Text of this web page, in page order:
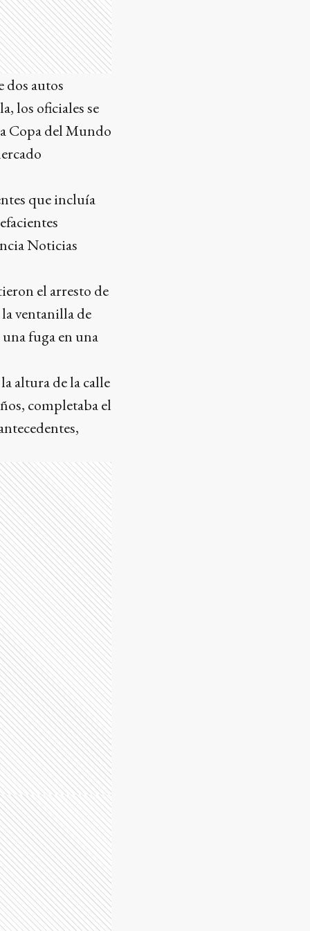
dos autos
los oficiales se
Copa del Mundo
que incluía
Noticias
el arresto de
ventanilla de
fuga en una
altura de la calle
completaba el